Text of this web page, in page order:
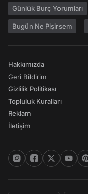
Günlük Burç Yorumları
Bugün Ne Pişirsem
Hakkımızda
Geri Bildirim
Gizlilik Politikası
Topluluk Kuralları
Reklam
İletişim